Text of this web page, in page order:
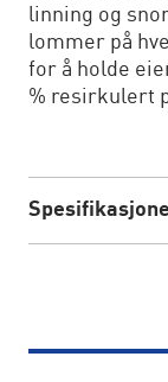
linning og
lommer på
for å holde
% resirkulert